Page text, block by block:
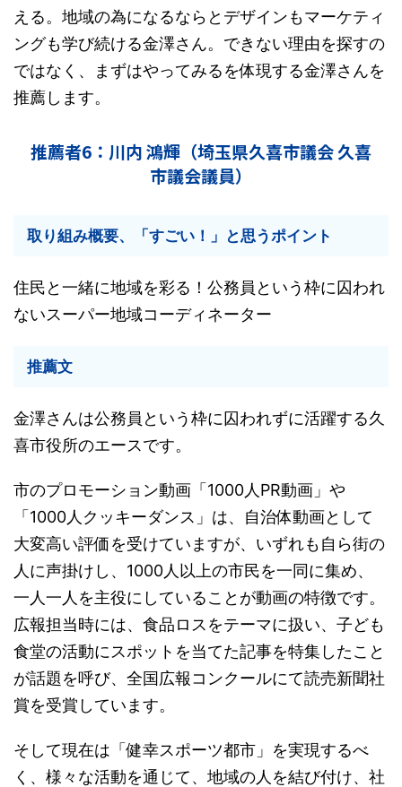
える。地域の為になるならとデザインもマーケティ
ングも学び続ける金澤さん。できない理由を探すの
ではなく、まずはやってみるを体現する金澤さんを
推薦します。
推薦者6：川内 鴻輝（埼玉県久喜市議会 久喜
市議会議員）
取り組み概要、「すごい！」と思うポイント
住民と一緒に地域を彩る！公務員という枠に囚われ
ないスーパー地域コーディネーター
推薦文
金澤さんは公務員という枠に囚われずに活躍する久
喜市役所のエースです。
市のプロモーション動画「1000人PR動画」や
「1000人クッキーダンス」は、自治体動画として
大変高い評価を受けていますが、いずれも自ら街の
人に声掛けし、1000人以上の市民を一同に集め、
一人一人を主役にしていることが動画の特徴です。
広報担当時には、食品ロスをテーマに扱い、子ども
食堂の活動にスポットを当てた記事を特集したこと
が話題を呼び、全国広報コンクールにて読売新聞社
賞を受賞しています。
そして現在は「健幸スポーツ都市」を実現するべ
く、様々な活動を通じて、地域の人を結び付け、社